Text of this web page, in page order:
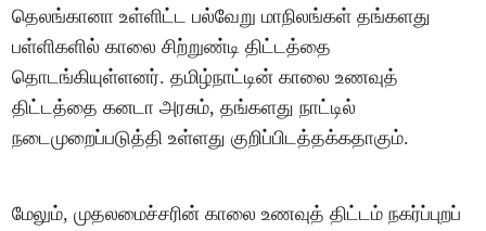
தெலங்கானா உள்ளிட்ட பல்வேறு மாநிலங்கள் தங்களது
பள்ளிகளில் காலை சிற்றுண்டி திட்டத்தை
தொடங்கியுள்ளனர். தமிழ்நாட்டின் காலை உணவுத்
திட்டத்தை கனடா அரசும், தங்களது நாட்டில்
நடைமுறைப்படுத்தி உள்ளது குறிப்பிடத்தக்கதாகும்.
மேலும், முதலமைச்சரின் காலை உணவுத் திட்டம் நகர்ப்புறப்